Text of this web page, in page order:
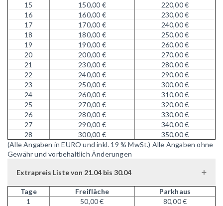
15
150,00 €
220,00 €
16
160,00 €
230,00 €
17
170,00 €
240,00 €
18
180,00 €
250,00 €
19
190,00 €
260,00 €
20
200,00 €
270,00 €
21
230,00 €
280,00 €
22
240,00 €
290,00 €
23
250,00 €
300,00 €
24
260,00 €
310,00 €
25
270,00 €
320,00 €
26
280,00 €
330,00 €
27
290,00 €
340,00 €
28
300,00 €
350,00 €
(Alle Angaben in EURO und inkl. 19 % MwSt.) Alle Angaben ohne
Gewähr und vorbehaltlich Änderungen
Extrapreis Liste von 21.04 bis 30.04
Tage Freifläche
Parkhaus
1
50,00 €
80,00 €